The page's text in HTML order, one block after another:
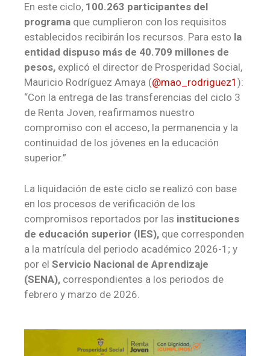
En este ciclo, 100.263 participantes del
programa que cumplieron con los requisitos
establecidos recibirán los recursos. Para esto la
entidad dispuso más de 40.709 millones de
pesos, explicó el director de Prosperidad Social,
Mauricio Rodríguez Amaya (@mao_rodriguez1 ):
“Con la entrega de las transferencias del ciclo 3
de Renta Joven, reafirmamos nuestro
compromiso con el acceso, la permanencia y la
continuidad de los jóvenes en la educación
superior.”
La liquidación de este ciclo se realizó con base
en los procesos de verificación de los
compromisos reportados por las instituciones
de educación superior (IES), que corresponden
a la matrícula del periodo académico 2026-1; y
por el Servicio Nacional de Aprendizaje
(SENA), correspondientes a los periodos de
febrero y marzo de 2026.